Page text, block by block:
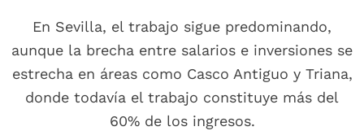
En Sevilla, el trabajo sigue predominando,
aunque la brecha entre salarios e inversiones se
estrecha en áreas como Casco Antiguo y Triana,
donde todavía el trabajo constituye más del
60% de los ingresos.